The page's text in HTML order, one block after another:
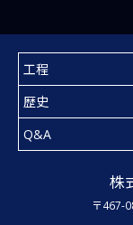
工程
歴史
Q&A
株
〒467-